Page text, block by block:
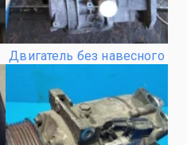
Двигатель без навесного